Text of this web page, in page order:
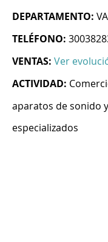
DEPARTAMENTO:
TELÉFONO:
VENTAS: Ver
ACTIVIDAD:
aparatos de sonido
especializados